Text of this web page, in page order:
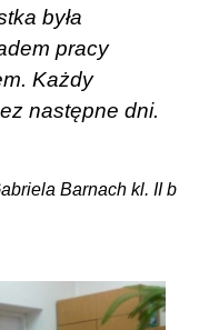
była
pracy
Każdy
następne dni.
Barnach kl. II b